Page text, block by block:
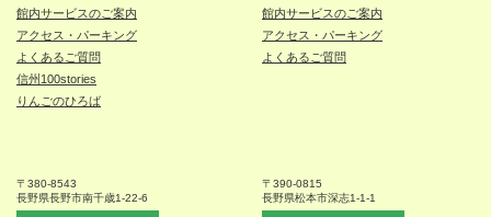
館内サービスのご案内
アクセス・パーキング
よくあるご質問
信州100stories
りんごのひろば
〒380-8543
長野県長野市南千歳1-22-6
館内サービスのご案内
アクセス・パーキング
よくあるご質問
〒390-0815
長野県松本市深志1-1-1